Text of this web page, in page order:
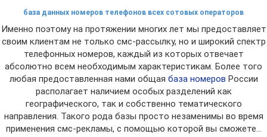
база данных номеров телефонов всех сотовых операторов
Именно поэтому на протяжении многих лет мы предоставляет
своим клиентам не только смс-рассылку, но и широкий спектр
телефонных номеров, каждый из которых отвечает
абсолютно всем необходимым характеристикам. Более того
любая предоставленная нами общая база номеров России
располагает наличием особых разделений как
географического, так и собственно тематического
направления. Такого рода базы просто незаменимы во время
применения смс-рекламы, с помощью которой вы сможете...